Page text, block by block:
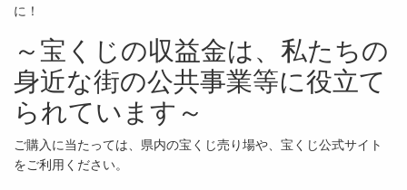
に！
～宝くじの収益金は、私たちの
身近な街の公共事業等に役立て
られています～
ご購入に当たっては、県内の宝くじ売り場や、宝くじ公式サイト
をご利用ください。